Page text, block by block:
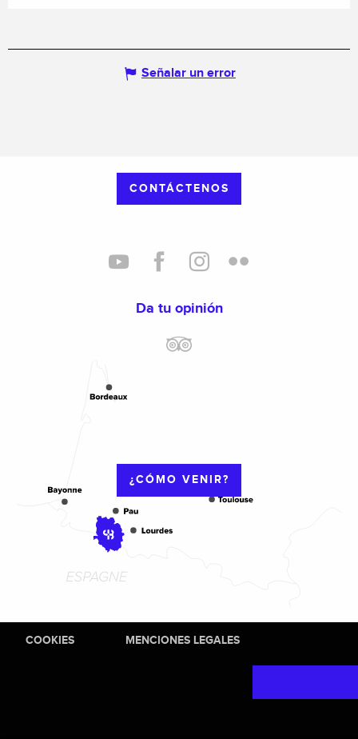
Señalar un error
CONTÁCTENOS
Da tu opinión
¿CÓMO VENIR?
COOKIES MENCIONES LEGALES